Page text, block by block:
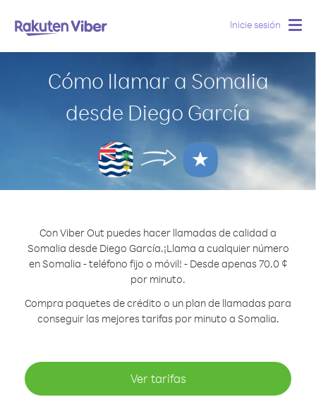
Inicie sesión
Cómo llamar a Somalia
desde Diego García
Con Viber Out puedes hacer llamadas de calidad a
Somalia desde Diego García.¡Llama a cualquier número
en Somalia - teléfono fijo o móvil! - Desde apenas 70.0 ¢
por minuto.
Compra paquetes de crédito o un plan de llamadas para
conseguir las mejores tarifas por minuto a Somalia.
Ver tarifas